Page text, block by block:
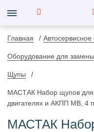
Главная
Оборудование для
Щупы
МАСТАК Набор щупов для
двигателях и АКПП MB, 4
МАСТАК